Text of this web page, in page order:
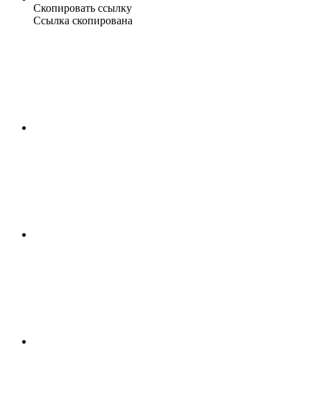
Скопировать ссылку
Ссылка скопирована